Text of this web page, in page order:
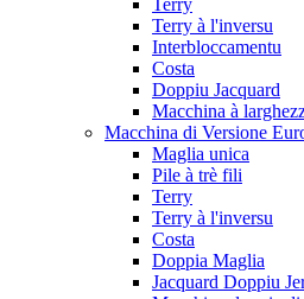
Terry
Terry à l'inversu
Interbloccamentu
Costa
Doppiu Jacquard
Macchina à
Macchina di Versione
Maglia unica
Pile à trè fili
Terry
Terry à l'inversu
Costa
Doppia Maglia
Jacquard Doppiu